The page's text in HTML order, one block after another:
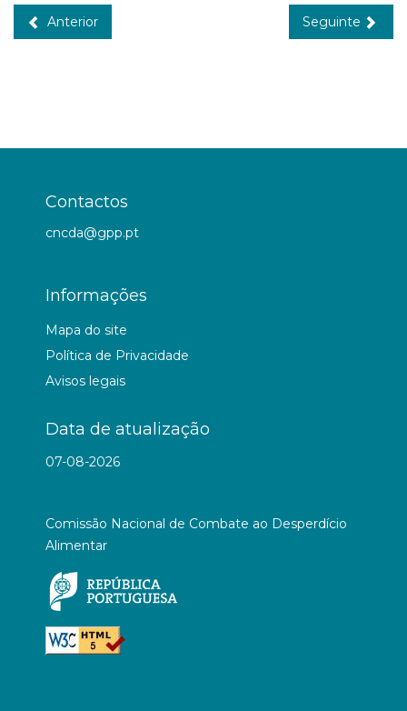
Anterior Seguinte
Contactos
cncda@gpp.pt
Informações
Mapa do site
Política de Privacidade
Avisos legais
Data de atualização
07-08-2026
Comissão Nacional de Combate ao Desperdício
Alimentar